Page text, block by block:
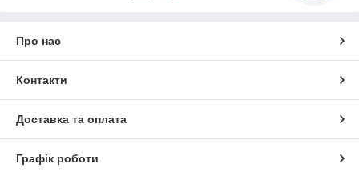
Про нас
Контакти
Доставка та оплата
Графік роботи